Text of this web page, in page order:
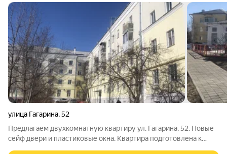
улица Гагарина,52
Предлагаем двухкомнатную квартиру ул. Гагарина, 52. Новые
сейф двери и пластиковые окна. Квартира подготовлена к